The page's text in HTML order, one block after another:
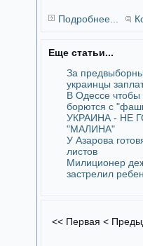
Подробнее...
Еще статьи...
За
украинцы
В Одессе чтобы
борются с
УКРАИНА - НЕ
"МАЛИНА"
У Азарова
листов
Милиционер
застрелил
<< Первая <